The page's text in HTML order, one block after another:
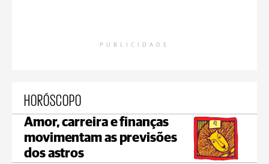
PUBLICIDADE
HORÓSCOPO
Amor, carreira e finanças
movimentam as previsões
dos astros